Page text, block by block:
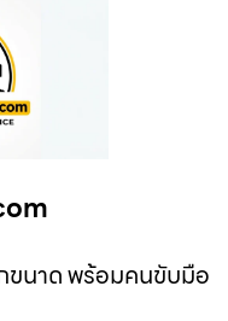
กขนาด พร้อมคนขับมือ